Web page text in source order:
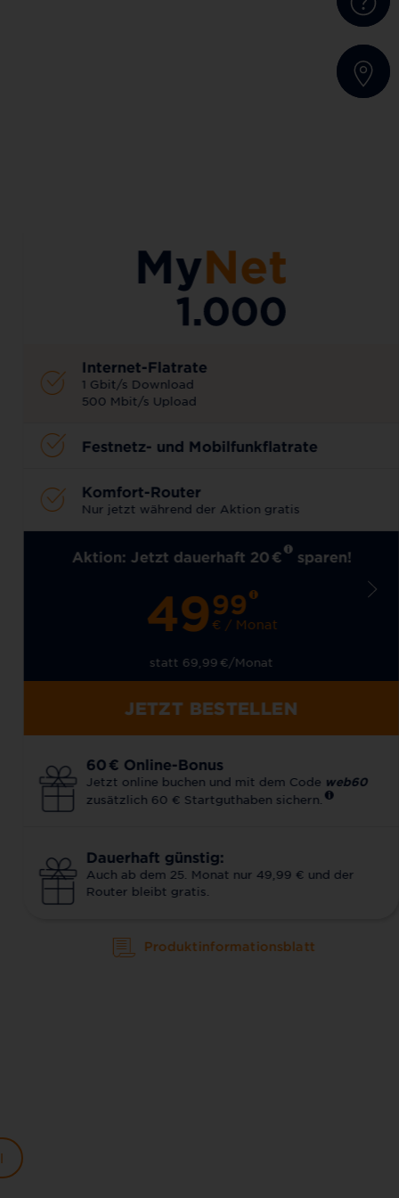
Internet-Flatrate
1 Gbit/s Download
500 Mbit/s Upload
Festnetz- und Mobilfunkflatrate
Komfort-Router
Nur jetzt während der Aktion gratis
Aktion: Jetzt dauerhaft 20 € sparen!
4999
€ / Monat
statt 69,99 €/Monat
JETZT BESTELLEN
60 € Online-Bonus
Jetzt online buchen und mit dem Code web60
zusätzlich 60 € Startguthaben sichern.
Dauerhaft günstig:
Auch ab dem 25. Monat nur 49,99 € und der
Router bleibt gratis.
Produktinformationsblatt